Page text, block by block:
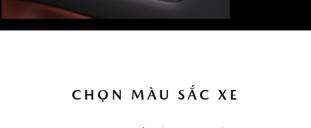
CHỌN MÀU SẮC XE